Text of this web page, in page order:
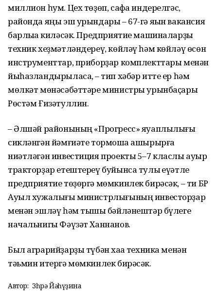
миллион һум. Цех төҙөп, сафҡа индерелгәс,
районда яңы эш урындары – 67-гә яҡын вакансия
барлыҡҡа киләсәк. Предприятие машиналарҙы
техник хеҙмәтләндереү, көйләү һәм көйләү өсөн
инструменттар, приборҙар комплекттары менән
йыһазландырыласаҡ, – тип хәбәр итте ер һәм
мөлкәт мөнәсәбәттәре министры урынбаҫары
Рөстәм Ғизәтуллин.
– Әлшәй районының «Прогресс» яуаплылығы
сикләнгән йәмғиәте тормошҡа ашырырға
ниәтләгән инвестиция проекты 5–7 класлы ауыр
тракторҙар етештереү буйынса тулы ҡеүәтле
предприятие төҙөргә мөмкинлек бирәсәк, – ти БР
Ауыл хужалығы министрлығының инвесторҙар
менән эшләү һәм тышҡы бәйләнештәр бүлеге
начальнигы Фәүзәт Ханнанов.
Был аграрийҙарҙы түбән хаҡҡа техника менән
тәьмин итергә мөмкинлек бирәсәк.
Автор: Зөһрә Йәһүҙина